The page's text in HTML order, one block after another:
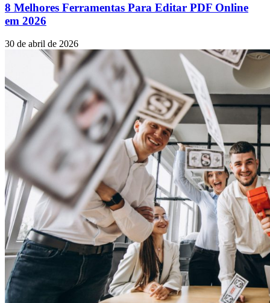
8 Melhores Ferramentas Para Editar PDF Online
em 2026
30 de abril de 2026